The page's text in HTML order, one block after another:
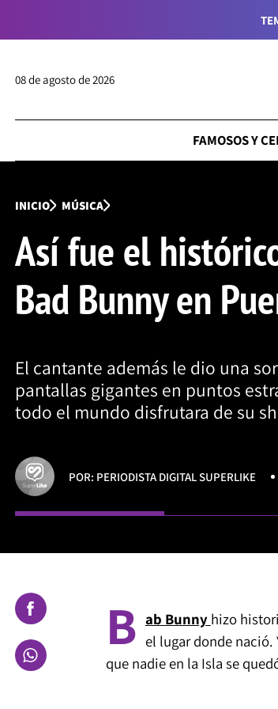
08 de agosto de 2026
FAMOSOS Y
INICIO MÚSICA
Así fue el
Bad Bunny en
El cantante además le dio una
pantallas gigantes en puntos
todo el mundo disfrutara de su
POR: PERIODISTA DIGITAL SUPERLIKE
B ab Bunny hizo
el lugar donde
que nadie en la Isla se